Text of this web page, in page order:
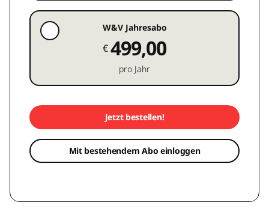
W&V Jahresabo
€499,00
pro Jahr
Jetzt bestellen!
Mit bestehendem Abo einloggen